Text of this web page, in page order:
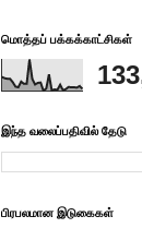
மொத்தப் பக்கக்காட்சிகள்
இந்த வலைப்பதிவில் தேடு
பிரபலமான இடுகைகள்